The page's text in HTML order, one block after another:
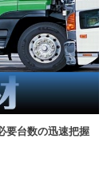
要台数の迅速把握